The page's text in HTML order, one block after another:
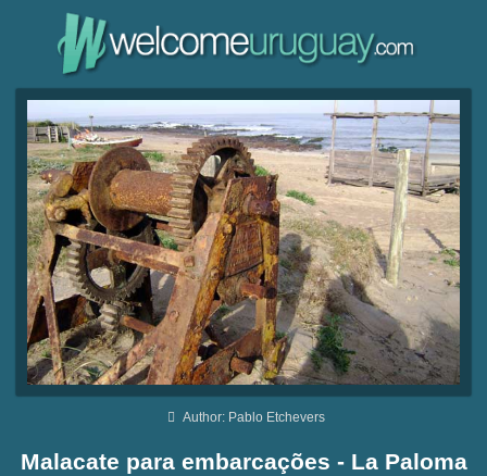
Author: Pablo Etchevers
Malacate para embarcações - La Paloma